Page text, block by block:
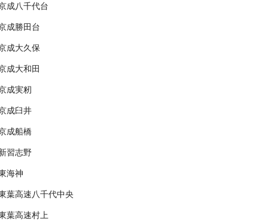
成八千代台
成勝田台
成大久保
成大和田
成実籾
成臼井
成船橋
習志野
海神
葉高速八千代中央
葉高速村上